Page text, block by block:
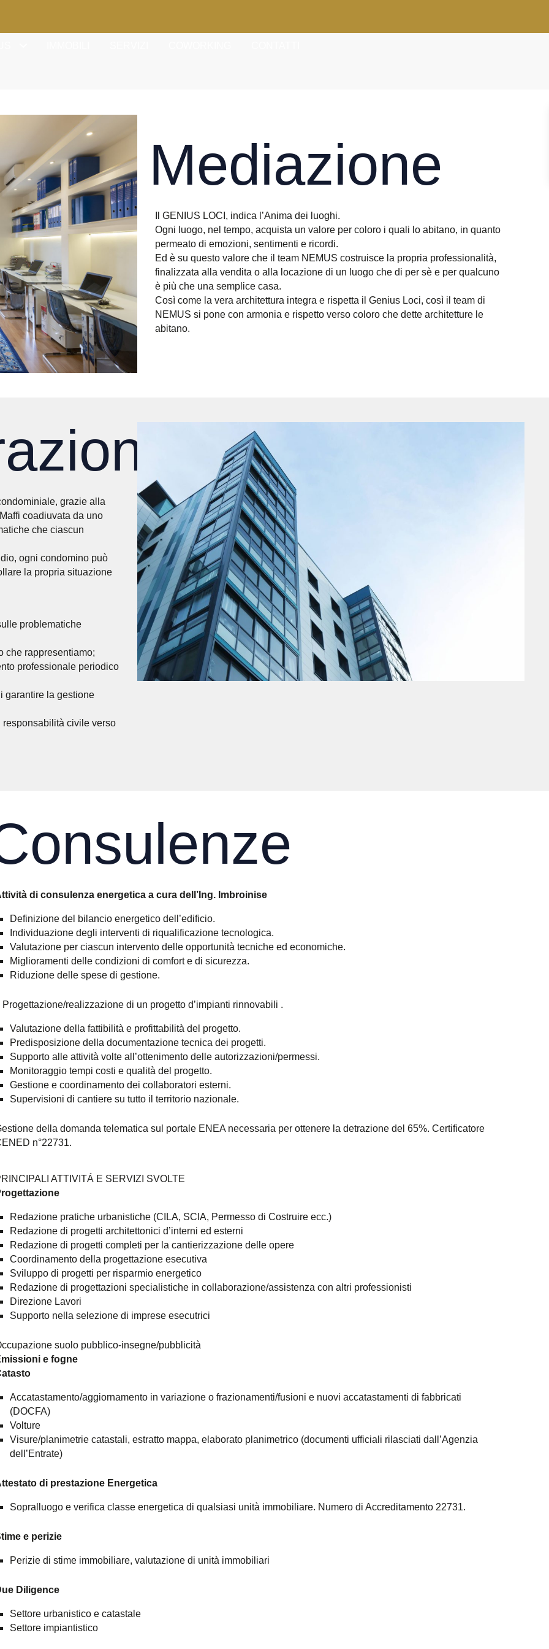
Mediazione
Il GENIUS LOCI, indica l’Anima dei luoghi.
Ogni luogo, nel tempo, acquista un valore per coloro i quali lo abitano, in quanto
permeato di emozioni, sentimenti e ricordi.
Ed è su questo valore che il team NEMUS costruisce la propria professionalità,
finalizzata alla vendita o alla locazione di un luogo che di per sè e per qualcuno
è più che una semplice casa.
Così come la vera architettura integra e rispetta il Genius Loci, così il team di
NEMUS si pone con armonia e rispetto verso coloro che dette architetture le
abitano.
grazie alla
coadiuvata da uno
che ciascun
ogni condomino può
la propria situazione
problematiche
che rappresentiamo;
professionale periodico
garantire la gestione
civile verso
di consulenza energetica a cura dell’Ing. Imbroinise
Definizione del bilancio energetico dell’edificio.
Individuazione degli interventi di riqualificazione tecnologica.
Valutazione per ciascun intervento delle opportunità tecniche ed economiche.
Miglioramenti delle condizioni di comfort e di sicurezza.
Riduzione delle spese di gestione.
Progettazione/realizzazione di un progetto d’impianti rinnovabili .
Valutazione della fattibilità e profittabilità del progetto.
Predisposizione della documentazione tecnica dei progetti.
Supporto alle attività volte all’ottenimento delle autorizzazioni/permessi.
Monitoraggio tempi costi e qualità del progetto.
Gestione e coordinamento dei collaboratori esterni.
Supervisioni di cantiere su tutto il territorio nazionale.
della domanda telematica sul portale ENEA necessaria per ottenere la detrazione del 65%. Certificatore
n°22731.
ATTIVITÁ E SERVIZI SVOLTE
Redazione pratiche urbanistiche (CILA, SCIA, Permesso di Costruire ecc.)
Redazione di progetti architettonici d’interni ed esterni
Redazione di progetti completi per la cantierizzazione delle opere
Coordinamento della progettazione esecutiva
Sviluppo di progetti per risparmio energetico
Redazione di progettazioni specialistiche in collaborazione/assistenza con altri professionisti
Direzione Lavori
Supporto nella selezione di imprese esecutrici
suolo pubblico-insegne/pubblicità
e fogne
Accatastamento/aggiornamento in variazione o frazionamenti/fusioni e nuovi accatastamenti di fabbricati
(DOCFA)
Volture
Visure/planimetrie catastali, estratto mappa, elaborato planimetrico (documenti ufficiali rilasciati dall’Agenzia
dell’Entrate)
di prestazione Energetica
Sopralluogo e verifica classe energetica di qualsiasi unità immobiliare. Numero di Accreditamento 22731.
e perizie
Perizie di stime immobiliare, valutazione di unità immobiliari
Diligence
Settore urbanistico e catastale
Settore impiantistico